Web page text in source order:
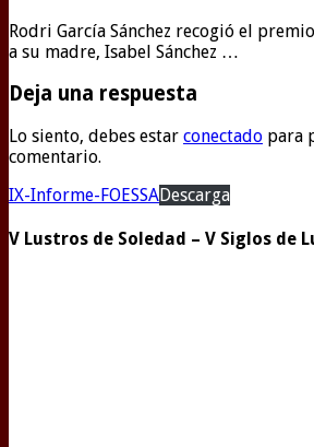
Rodri García Sánchez recogió el
a su madre, Isabel Sánchez …
Deja una respuesta
Lo siento, debes estar conectado para
comentario.
IX-Informe-FOESSADescarga
V Lustros de Soledad – V Siglos de